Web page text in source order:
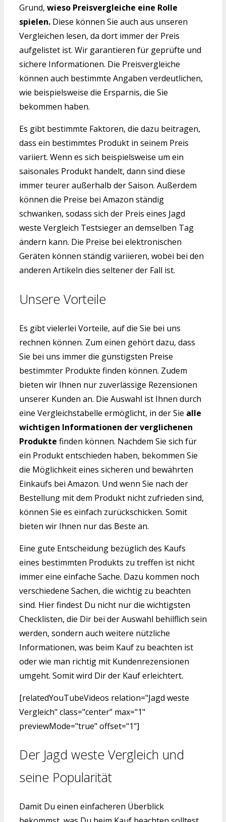
Grund, wieso Preisvergleiche eine Rolle
spielen. Diese können Sie auch aus unseren
Vergleichen lesen, da dort immer der Preis
aufgelistet ist. Wir garantieren für geprüfte und
sichere Informationen. Die Preisvergleiche
können auch bestimmte Angaben verdeutlichen,
wie beispielsweise die Ersparnis, die Sie
bekommen haben.
Es gibt bestimmte Faktoren, die dazu beitragen,
dass ein bestimmtes Produkt in seinem Preis
variiert. Wenn es sich beispielsweise um ein
saisonales Produkt handelt, dann sind diese
immer teurer außerhalb der Saison. Außerdem
können die Preise bei Amazon ständig
schwanken, sodass sich der Preis eines Jagd
weste Vergleich Testsieger an demselben Tag
ändern kann. Die Preise bei elektronischen
Geräten können ständig variieren, wobei bei den
anderen Artikeln dies seltener der Fall ist.
Unsere Vorteile
Es gibt vielerlei Vorteile, auf die Sie bei uns
rechnen können. Zum einen gehört dazu, dass
Sie bei uns immer die günstigsten Preise
bestimmter Produkte finden können. Zudem
bieten wir Ihnen nur zuverlässige Rezensionen
unserer Kunden an. Die Auswahl ist Ihnen durch
eine Vergleichstabelle ermöglicht, in der Sie alle
wichtigen Informationen der verglichenen
Produkte finden können. Nachdem Sie sich für
ein Produkt entschieden haben, bekommen Sie
die Möglichkeit eines sicheren und bewährten
Einkaufs bei Amazon. Und wenn Sie nach der
Bestellung mit dem Produkt nicht zufrieden sind,
können Sie es einfach zurückschicken. Somit
bieten wir Ihnen nur das Beste an.
Eine gute Entscheidung bezüglich des Kaufs
eines bestimmten Produkts zu treffen ist nicht
immer eine einfache Sache. Dazu kommen noch
verschiedene Sachen, die wichtig zu beachten
sind. Hier findest Du nicht nur die wichtigsten
Checklisten, die Dir bei der Auswahl behilflich sein
werden, sondern auch weitere nützliche
Informationen, was beim Kauf zu beachten ist
oder wie man richtig mit Kundenrezensionen
umgeht. Somit wird Dir der Kauf erleichtert.
[relatedYouTubeVideos relation="Jagd weste
Vergleich" class="center" max="1"
previewMode="true" offset="1"]
Der Jagd weste Vergleich und
seine Popularität
Damit Du einen einfacheren Überblick